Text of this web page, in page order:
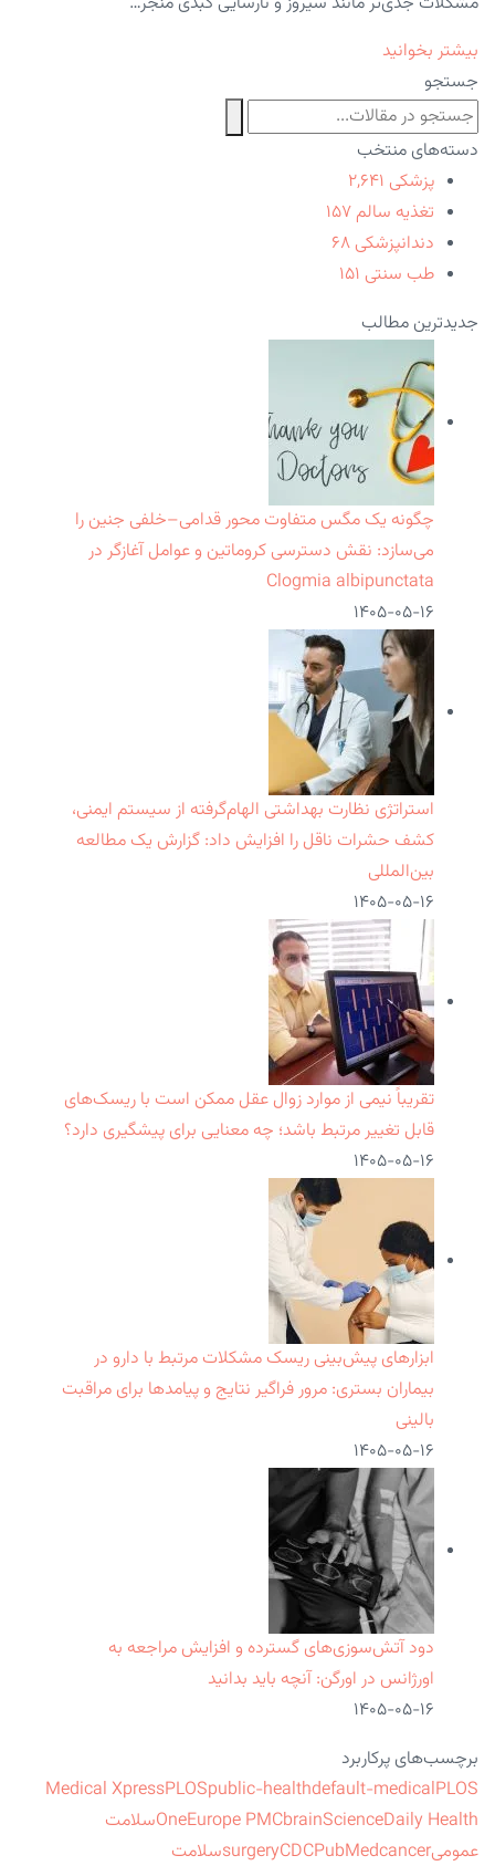
بیشتر بخوانید
جستجو
دسته‌های منتخب
پزشکی ۲,۶۴۱
تغذیه سالم ۱۵۷
دندانپزشکی ۶۸
طب سنتی ۱۵۱
جدیدترین مطالب
چگونه یک مگس متفاوت محور قدامی–خلفی جنین را
می‌سازد: نقش دسترسی کروماتین و عوامل آغازگر در
Clogmia albipunctata
۱۴۰۵-۰۵-۱۶
استراتژی نظارت بهداشتی الهام‌گرفته از سیستم ایمنی،
کشف حشرات ناقل را افزایش داد: گزارش یک مطالعه
بین‌المللی
۱۴۰۵-۰۵-۱۶
تقریباً نیمی از موارد زوال عقل ممکن است با ریسک‌های
قابل تغییر مرتبط باشد؛ چه معنایی برای پیشگیری دارد؟
۱۴۰۵-۰۵-۱۶
ابزارهای پیش‌بینی ریسک مشکلات مرتبط با دارو در
بیماران بستری: مرور فراگیر نتایج و پیامدها برای مراقبت
بالینی
۱۴۰۵-۰۵-۱۶
دود آتش‌سوزی‌های گسترده و افزایش مراجعه به
اورژانس در اورگن: آنچه باید بدانید
۱۴۰۵-۰۵-۱۶
برچسب‌های پرکاربرد
Medical XpressPLOSpublic-healthdefault-medicalPLOS
OneEurope PMCbrainScienceDaily Health
سلامت
عمومی
surgeryCDCPubMedcancer
سلامت